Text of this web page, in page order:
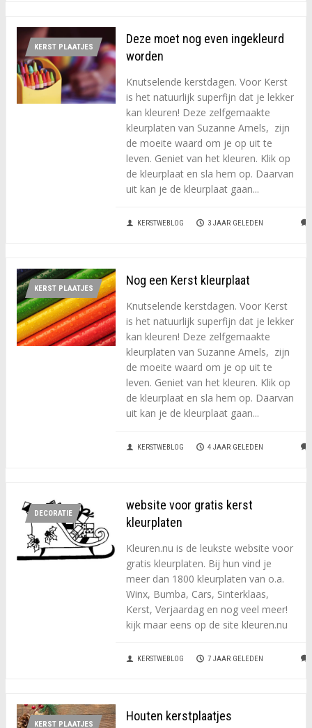
KERST PLAATJES
Deze moet nog even ingekleurd
worden
Knutselende kerstdagen. Voor Kerst
is het natuurlijk superfijn dat je lekker
kan kleuren! Deze zelfgemaakte
kleurplaten van Suzanne Amels, zijn
de moeite waard om je op uit te
leven. Geniet van het kleuren. Klik op
de kleurplaat en sla hem op. Daarvan
uit kan je de kleurplaat gaan...
KERSTWEBLOG 3 JAAR GELEDEN
KERST PLAATJES
Nog een Kerst kleurplaat
Knutselende kerstdagen. Voor Kerst
is het natuurlijk superfijn dat je lekker
kan kleuren! Deze zelfgemaakte
kleurplaten van Suzanne Amels, zijn
de moeite waard om je op uit te
leven. Geniet van het kleuren. Klik op
de kleurplaat en sla hem op. Daarvan
uit kan je de kleurplaat gaan...
KERSTWEBLOG 4 JAAR GELEDEN
DECORATIE
website voor gratis kerst
kleurplaten
Kleuren.nu is de leukste website voor
gratis kleurplaten. Bij hun vind je
meer dan 1800 kleurplaten van o.a.
Winx, Bumba, Cars, Sinterklaas,
Kerst, Verjaardag en nog veel meer!
kijk maar eens op de site kleuren.nu
KERSTWEBLOG 7 JAAR GELEDEN
KERST PLAATJES
Houten kerstplaatjes